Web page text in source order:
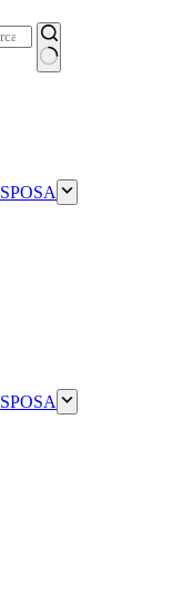
SPOSA
SPOSA